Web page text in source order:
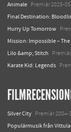
Animale Premiär 2025-
Final Destination:
Hurry Up Tomorrow
Mission: Impossible –
Lilo &amp; Stitch
Karate Kid: Legends
Silver City Premiär 2004-
Populärmusik från Vittula